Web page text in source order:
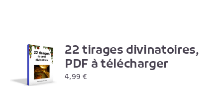
22 tirages divinatoires,
PDF à télécharger
4,99€